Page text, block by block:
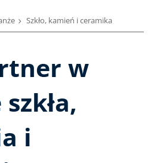
Szkło, kamień i ceramika
w
i